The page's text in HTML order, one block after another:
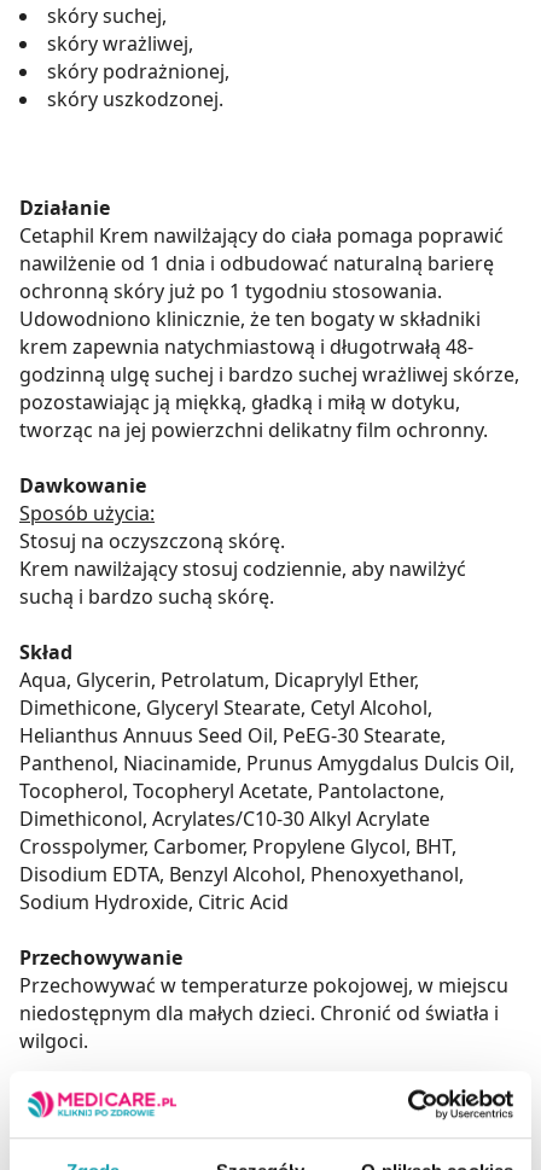
skóry suchej,
skóry wrażliwej,
skóry podrażnionej,
skóry uszkodzonej.
Działanie
Cetaphil Krem nawilżający do ciała pomaga poprawić
nawilżenie od 1 dnia i odbudować naturalną barierę
ochronną skóry już po 1 tygodniu stosowania.
Udowodniono klinicznie, że ten bogaty w składniki
krem zapewnia natychmiastową i długotrwałą 48-
godzinną ulgę suchej i bardzo suchej wrażliwej skórze,
pozostawiając ją miękką, gładką i miłą w dotyku,
tworząc na jej powierzchni delikatny film ochronny.
Dawkowanie
Sposób użycia:
Stosuj na oczyszczoną skórę.
Krem nawilżający stosuj codziennie, aby nawilżyć
suchą i bardzo suchą skórę.
Skład
Aqua, Glycerin, Petrolatum, Dicaprylyl Ether,
Dimethicone, Glyceryl Stearate, Cetyl Alcohol,
Helianthus Annuus Seed Oil, PeEG-30 Stearate,
Panthenol, Niacinamide, Prunus Amygdalus Dulcis Oil,
Tocopherol, Tocopheryl Acetate, Pantolactone,
Dimethiconol, Acrylates/C10-30 Alkyl Acrylate
Crosspolymer, Carbomer, Propylene Glycol, BHT,
Disodium EDTA, Benzyl Alcohol, Phenoxyethanol,
Sodium Hydroxide, Citric Acid
Przechowywanie
Przechowywać w temperaturze pokojowej, w miejscu
niedostępnym dla małych dzieci. Chronić od światła i
wilgoci.
Ostrzeżenia
Nie stosować w przypadku nadwrażliwości na